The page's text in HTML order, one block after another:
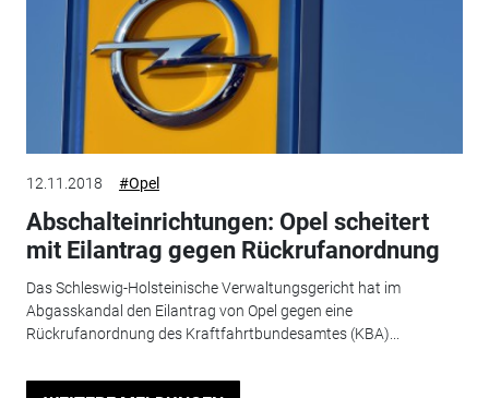
12.11.2018 #Opel
Abschalteinrichtungen: Opel scheitert
mit Eilantrag gegen Rückrufanordnung
Das Schleswig-Holsteinische Verwaltungsgericht hat im
Abgasskandal den Eilantrag von Opel gegen eine
Rückrufanordnung des Kraftfahrtbundesamtes (KBA)...